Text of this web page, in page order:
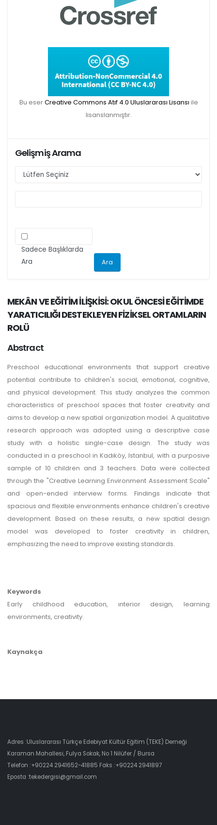
https://dergipark.org.tr/tr/pub/teke
TR DIZIN 2020 Etik Kriterleri kapsamında,
dergimize 2020 yılında gönderilen ve
Belgesi zorunlu olacaktır. Bu kapsamda etik
kurul izni gerektiren çalışmalar için makalenin
gerekecektir. Bu nedenle dergimize makale
Bu eserCreative Commons Atıf 4.0 Uluslararası Lisansı ile
lisanslanmıştır.
Gelişmiş Arama
Sadece Başlıklarda
Ara
MEKÂN VE EĞİTİM İLİŞKİSİ: OKUL ÖNCESİ EĞİTİMDE
YARATICILIĞI DESTEKLEYEN FİZİKSEL ORTAMLARIN
ROLÜ
Abstract
Preschool educational environments that support creative
potential contribute to children's social, emotional, cognitive,
and physical development. This study analyzes the common
characteristics of preschool spaces that foster creativity and
aims to develop a new spatial organization model. A qualitative
research approach was adopted using a descriptive case
study with a holistic single-case design. The study was
conducted in a preschool in Kadıköy, Istanbul, with a purposive
sample of 10 children and 3 teachers. Data were collected
through the "Creative Learning Environment Assessment Scale"
and open-ended interview forms. Findings indicate that
spacious and flexible environments enhance children's creative
development. Based on these results, a new spatial design
model was developed to foster creativity in children,
emphasizing the need to improve existing standards.
Keywords
Early childhood education, ınterior design, learning
environments, creativity.
Kaynakça
Adres :Uluslararası Türkçe Edebiyat Kültür Eğitim (TEKE) Derneği
Karaman Mahallesi, Fulya Sokak, No 1 Nilüfer / Bursa
Telefon :+90224 2941652-41885 Faks :+90224 2941897
Eposta :tekedergisi@gmail.com